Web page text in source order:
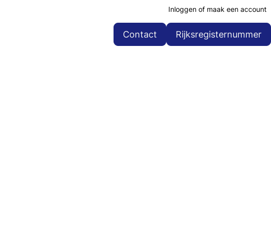
Contact Rijksregisternummer
Inloggen of maak een account